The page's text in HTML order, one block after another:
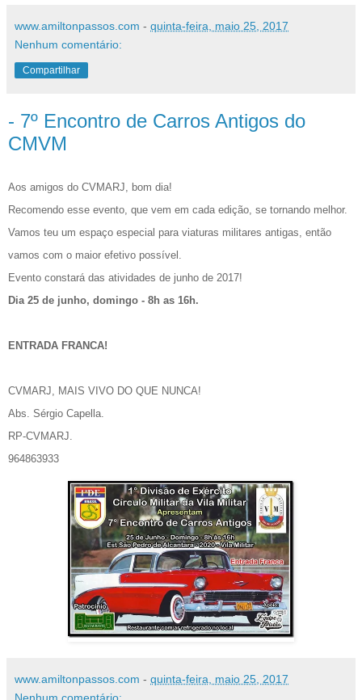
www.amiltonpassos.com - quinta-feira, maio 25, 2017
Nenhum comentário:
Compartilhar
- 7º Encontro de Carros Antigos do
CMVM
Aos amigos do CVMARJ, bom dia!
Recomendo esse evento, que vem em cada edição, se tornando melhor.
Vamos teu um espaço especial para viaturas militares antigas, então
vamos com o maior efetivo possível.
Evento constará das atividades de junho de 2017!
Dia 25 de junho, domingo - 8h as 16h.
ENTRADA FRANCA!
CVMARJ, MAIS VIVO DO QUE NUNCA!
Abs. Sérgio Capella.
RP-CVMARJ.
964863933
www.amiltonpassos.com - quinta-feira, maio 25, 2017